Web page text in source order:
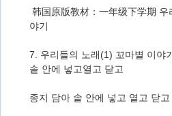
韩国原版教材：一年级下学期
야기
7. 우리들의 노래(1) 꼬마별 이야
솥 안에 넣고열고 닫고
종지 담아 솥 안에 넣고 열고 닫고